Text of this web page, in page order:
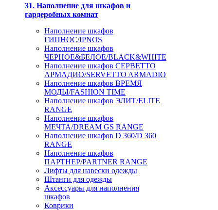
31. Наполнение для шкафов и
гардеробных комнат
Наполнение шкафов
ГИПНОС/IPNOS
Наполнение шкафов
ЧЕРНОЕ&БЕЛОЕ/BLACK&WHITE
Наполнение шкафов СЕРВЕТТО
АРМАДИО/SERVETTO ARMADIO
Наполнение шкафов ВРЕМЯ
МОДЫ/FASHION TIME
Наполнение шкафов ЭЛИТ/ELITE
RANGE
Наполнение шкафов
МЕЧТА/DREAM GS RANGE
Наполнение шкафов D 360/D 360
RANGE
Наполнение шкафов
ПАРТНЕР/PARTNER RANGE
Лифты для навески одежды
Штанги для одежды
Аксессуары для наполнения
шкафов
Коврики